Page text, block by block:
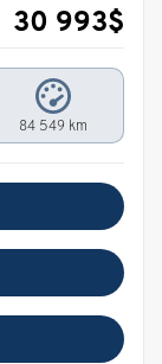
30 993$
84 549 km